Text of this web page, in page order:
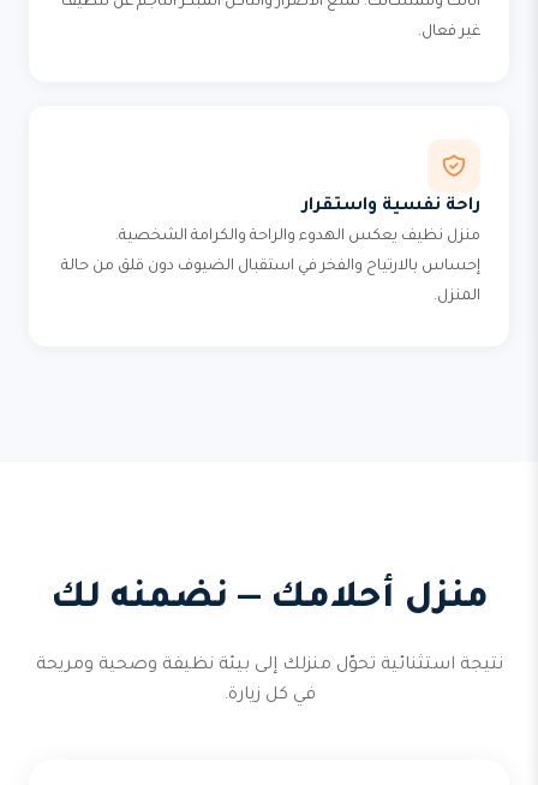
غير فعال.
راحة نفسية واستقرار
منزل نظيف يعكس الهدوء والراحة والكرامة الشخصية.
إحساس بالارتياح والفخر في استقبال الضيوف دون قلق من حالة
المنزل.
منزل أحلامك — نضمنه لك
نتيجة استثنائية تحوّل منزلك إلى بيئة نظيفة وصحية ومريحة
في كل زيارة.